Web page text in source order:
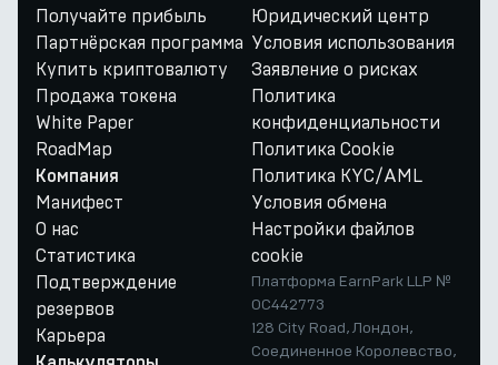
Получайте прибыль
Партнёрская программа
Купить криптовалюту
Продажа токена
White Paper
RoadMap
Компания
Манифест
О нас
Статистика
Подтверждение
резервов
Карьера
Юридический центр
Условия использования
Заявление о рисках
Политика
конфиденциальности
Политика Cookie
Политика KYC/AML
Условия обмена
Настройки файлов
cookie
Платформа EarnPark LLP №
OC442773
128 City Road, Лондон,
Соединенное Королевство,